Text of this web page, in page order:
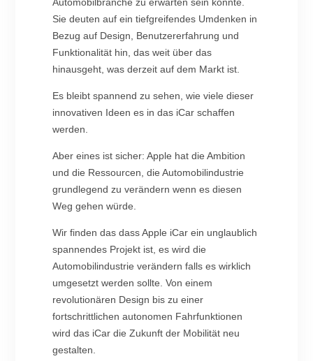
Automobilbranche zu erwarten sein könnte.
Sie deuten auf ein tiefgreifendes Umdenken in
Bezug auf Design, Benutzererfahrung und
Funktionalität hin, das weit über das
hinausgeht, was derzeit auf dem Markt ist.
Es bleibt spannend zu sehen, wie viele dieser
innovativen Ideen es in das iCar schaffen
werden.
Aber eines ist sicher: Apple hat die Ambition
und die Ressourcen, die Automobilindustrie
grundlegend zu verändern wenn es diesen
Weg gehen würde.
Wir finden das dass Apple iCar ein unglaublich
spannendes Projekt ist, es wird die
Automobilindustrie verändern falls es wirklich
umgesetzt werden sollte. Von einem
revolutionären Design bis zu einer
fortschrittlichen autonomen Fahrfunktionen
wird das iCar die Zukunft der Mobilität neu
gestalten.